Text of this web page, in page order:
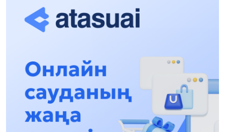
12:01, 28 Шілде 2026
16:15, 27 Шілде 2026
Өскенбай Құлатайұлы: Руханиятқа қызмет
еткен қаламгер
17:46, 26 Шілде 2026